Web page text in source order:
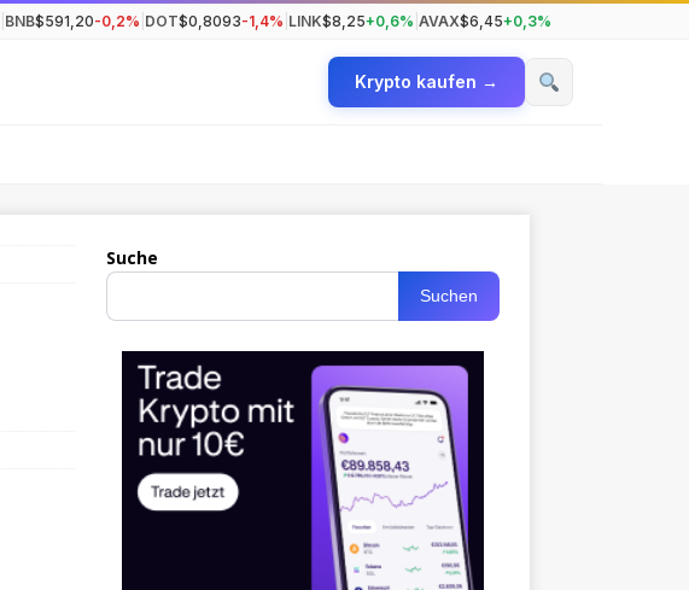
BNB$591,20-0,2% DOT$0,8093-1,4% LINK$8,25+0,6% AVAX$6,45+0,3%
Krypto kaufen →
Suche
Suchen